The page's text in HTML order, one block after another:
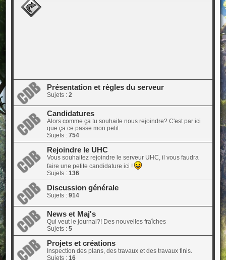
Présentation et règles du serveur
Sujets : 2
Candidatures
Alors comme ça tu souhaite nous rejoindre? C'est par ici
que ça ce passe mon petit.
Sujets : 754
Rejoindre le UHC
Vous souhaitez rejoindre le serveur UHC, il vous faudra
faire une petite candidature ici !
Sujets : 136
Discussion générale
Sujets : 914
News et Maj's
Qui veut le journal?! Des nouvelles fraîches
Sujets : 5
Projets et créations
Inspection des plans, des travaux et des travaux finis.
Sujets : 16